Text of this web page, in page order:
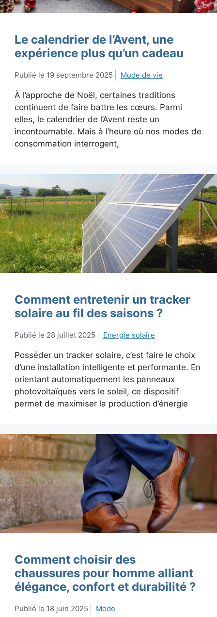
Le calendrier de l’Avent, une
expérience plus qu’un cadeau
19 septembre 2025 Mode de vie
À l’approche de Noël, certaines traditions
continuent de faire battre les cœurs. Parmi
elles, le calendrier de l’Avent reste un
incontournable. Mais à l’heure où nos modes de
consommation interrogent,
Comment entretenir un tracker
solaire au fil des saisons ?
28 juillet 2025 Energie solaire
Posséder un tracker solaire, c’est faire le choix
d’une installation intelligente et performante. En
orientant automatiquement les panneaux
photovoltaïques vers le soleil, ce dispositif
permet de maximiser la production d’énergie
Comment choisir des
chaussures pour homme alliant
élégance, confort et durabilité ?
18 juin 2025 Mode